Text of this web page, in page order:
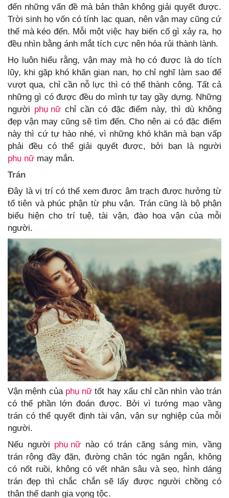
đến những vấn đề mà bản thân không giải quyết được.
Trời sinh họ vốn có tính lạc quan, nên vận may cũng cứ
thế mà kéo đến. Mỗi một việc hay biến cố gì xảy ra, họ
đều nhìn bằng ánh mắt tích cực nên hóa rủi thành lành.
Họ luôn hiểu rằng, vận may mà họ có được là do tích
lũy, khi gặp khó khăn gian nan, họ chỉ nghĩ làm sao để
vượt qua, chỉ cần nỗ lực thì có thể thành công. Tất cả
những gì có được đều do mình tự tay gầy dựng. Những
người phụ nữchỉ cần có đặc điểm này, thì dù không
đẹp vận may cũng sẽ tìm đến. Cho nên ai có đặc điểm
này thì cứ tự hào nhé, vì những khó khăn mà bạn vấp
phải đều có thể giải quyết được, bởi bạn là người
phụ nữ may mắn.
Trán
Đây là vị trí có thể xem được âm trạch được hưởng từ
tổ tiên và phúc phận từ phu vận. Trán cũng là bộ phận
biểu hiện cho trí tuệ, tài vận, đào hoa vận của mỗi
người.
Vận mệnh của phụ nữ tốt hay xấu chỉ cần nhìn vào trán
có thể phần lớn đoán được. Bởi vì tướng mạo vầng
trán có thể quyết định tài vận, vận sự nghiệp của mỗi
người.
Nếu người phụ nữ nào có trán căng sáng mịn, vầng
trán rộng đầy đặn, đường chân tóc ngăn ngắn, không
có nốt ruồi, không có vết nhăn sâu và sẹo, hình dáng
trán đẹp thì chắc chắn sẽ lấy được người chồng có
thân thế danh gia vọng tộc.